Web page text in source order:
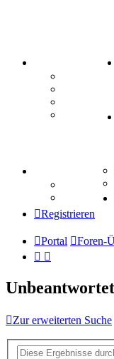
Mastodon
Tipprunde
Comunio
Registrieren
Portal Foren-
Zur erweiterten Suche